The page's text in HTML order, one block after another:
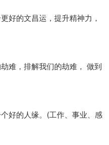
好的文昌运，提升精神力，
难，排解我们的劫难， 做到
好的人缘。(工作、事业、感